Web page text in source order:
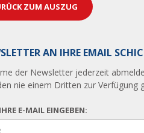
ZUM AUSZUG
AN IHRE EMAIL
der Newsletter jederzeit
nie einem Dritten zur Verfügung
IHRE E-MAIL EINGEBEN: